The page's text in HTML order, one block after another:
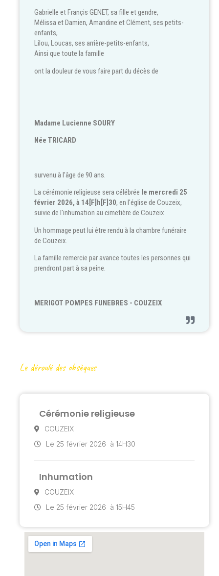
Gabrielle et Françis GENET, sa fille et gendre,
Mélissa et Damien, Amandine et Clément, ses petits-
enfants,
Lilou, Loucas, ses arrière-petits-enfants,
Ainsi que toute la famille
ont la douleur de vous faire part du décès de
Madame Lucienne SOURY
Née TRICARD
survenu à l'âge de 90 ans.
La cérémonie religieuse sera célébrée le mercredi 25
février 2026, à 14[F]h[F]30, en l'église de Couzeix,
suivie de l'inhumation au cimetière de Couzeix.
Un hommage peut lui être rendu à la chambre funéraire
de Couzeix.
La famille remercie par avance toutes les personnes qui
prendront part à sa peine.
MERIGOT POMPES FUNEBRES - COUZEIX
Le déroulé des obsèques
Cérémonie religieuse
COUZEIX
Le 25 février 2026 à 14H30
Inhumation
COUZEIX
Le 25 février 2026 à 15H45